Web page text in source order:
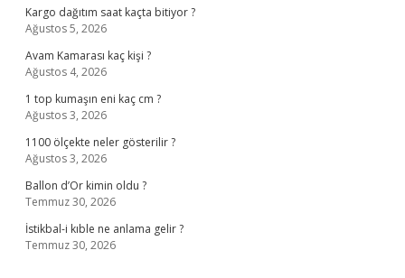
Kargo dağıtım saat kaçta bitiyor ?
Ağustos 5, 2026
Avam Kamarası kaç kişi ?
Ağustos 4, 2026
1 top kumaşın eni kaç cm ?
Ağustos 3, 2026
1100 ölçekte neler gösterilir ?
Ağustos 3, 2026
Ballon d’Or kimin oldu ?
Temmuz 30, 2026
İstikbal-i kıble ne anlama gelir ?
Temmuz 30, 2026